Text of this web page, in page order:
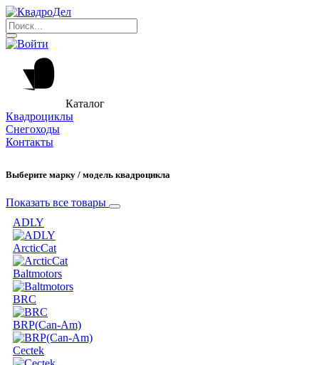
Каталог
Квадроциклы
Снегоходы
Контакты
Выберите марку / модель квадроцикла
Показать все товары
ADLY
ArcticCat
Baltmotors
BRC
BRP(Can-Am)
Cectek